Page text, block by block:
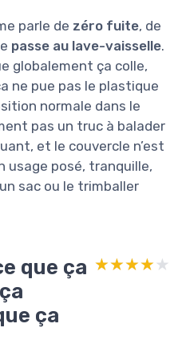
parle de zéro fuite, de
passe au lave-vaisselle.
globalement ça colle,
ne pue pas le plastique
normale dans le
pas un truc à balader
et le couvercle n’est
usage posé, tranquille,
sac ou le trimballer
que ça
ça
★★★★★
★★★★★